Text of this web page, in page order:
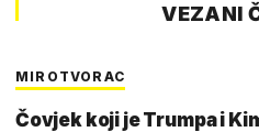
VEZANI
MIROTVORAC
Čovjek koji je Trumpa i